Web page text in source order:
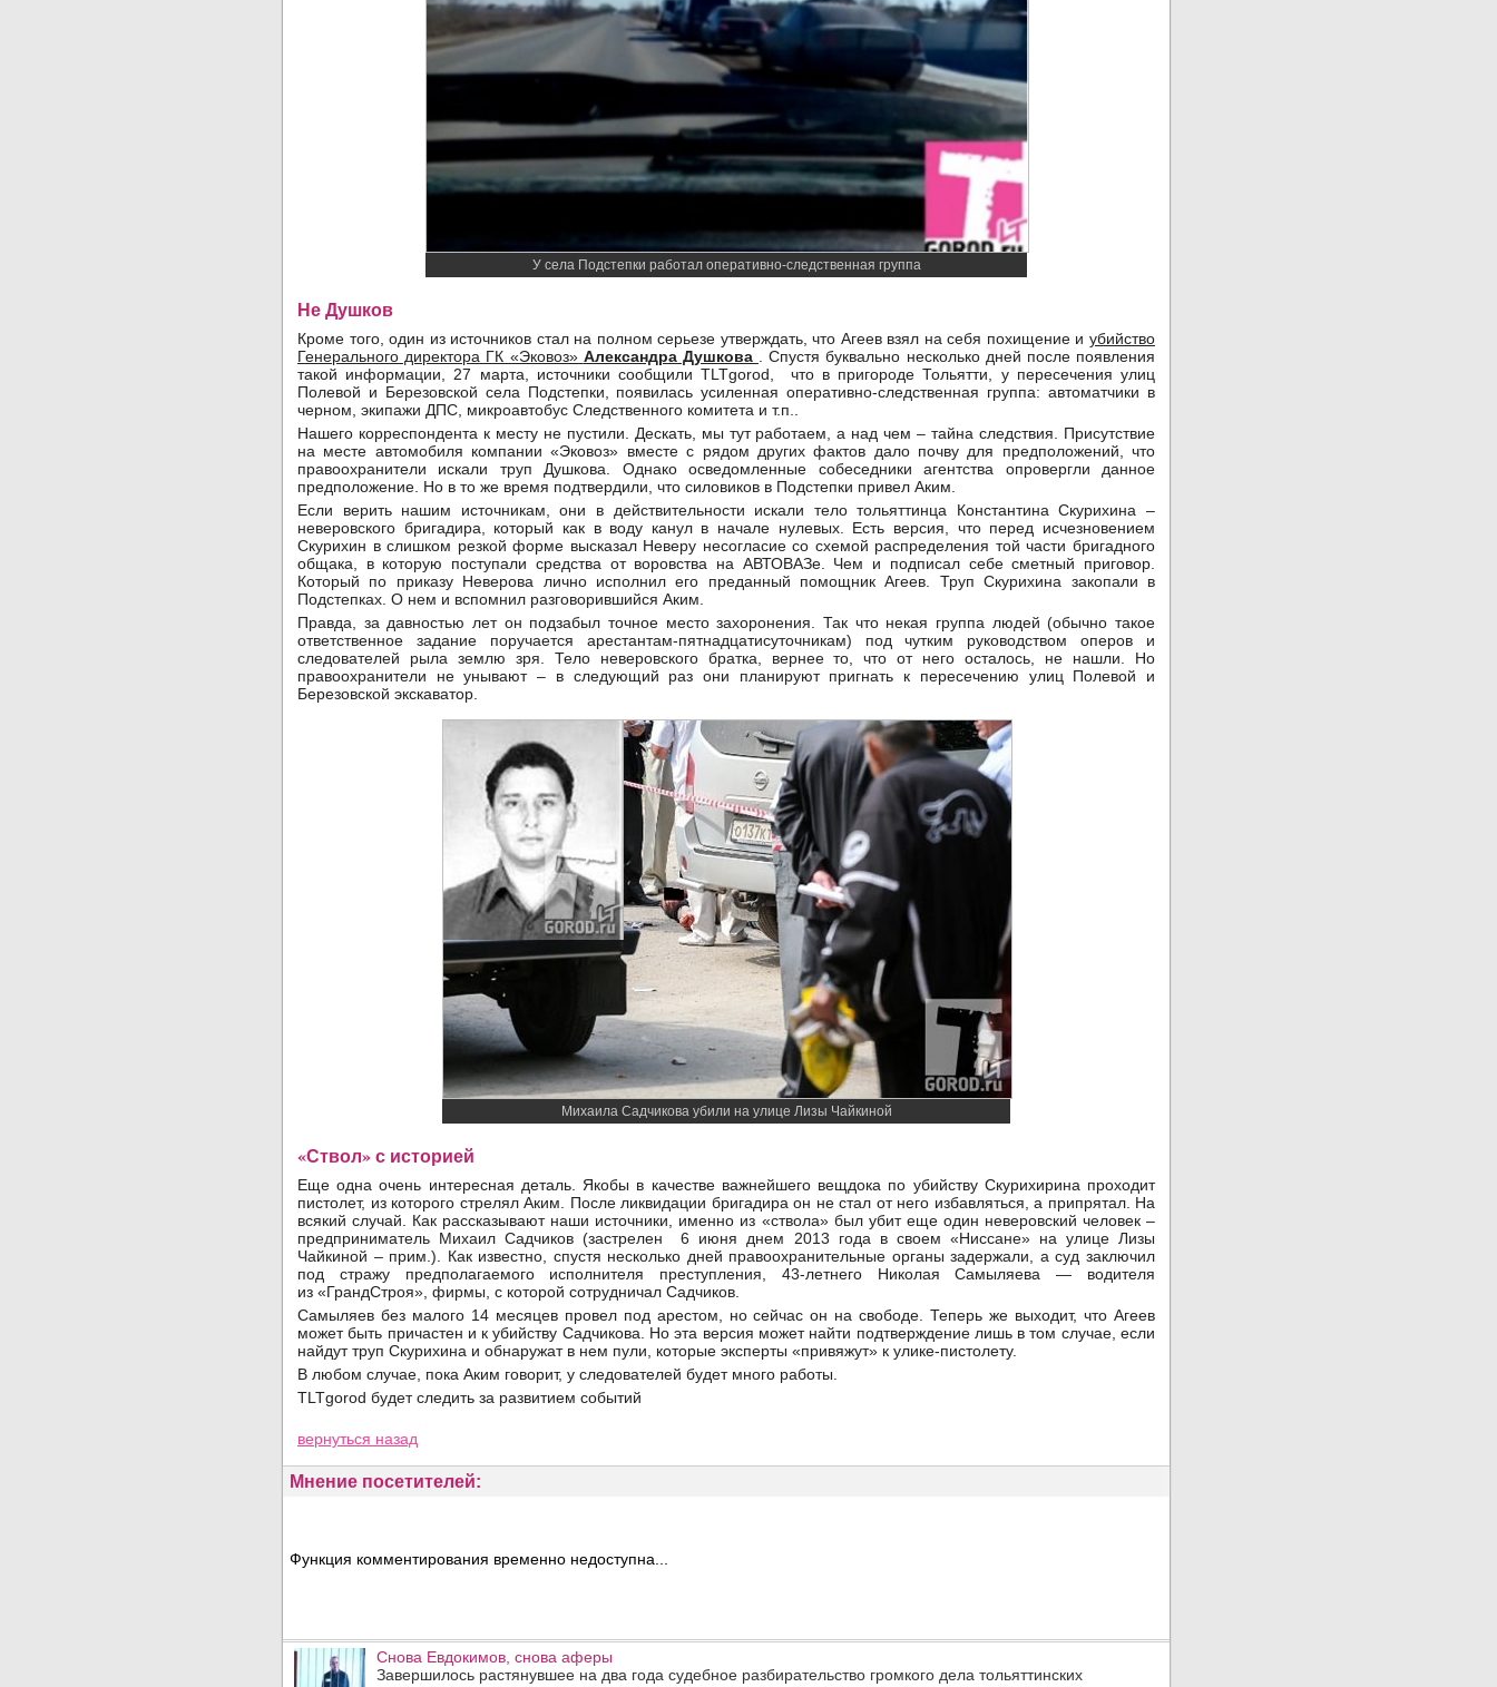
У села Подстепки работал оперативно-следственная группа
Не Душков
Кроме того, один из источников стал на полном серьезе утверждать, что Агеев взял на себя похищение и убийство
Генерального директора ГК «Эковоз» Александра Душкова . Спустя буквально несколько дней после появления
такой информации, 27 марта, источники сообщили TLTgorod, что в пригороде Тольятти, у пересечения улиц
Полевой и Березовской села Подстепки, появилась усиленная оперативно-следственная группа: автоматчики в
черном, экипажи ДПС, микроавтобус Следственного комитета и т.п..
Нашего корреспондента к месту не пустили. Дескать, мы тут работаем, а над чем – тайна следствия. Присутствие
на месте автомобиля компании «Эковоз» вместе с рядом других фактов дало почву для предположений, что
правоохранители искали труп Душкова. Однако осведомленные собеседники агентства опровергли данное
предположение. Но в то же время подтвердили, что силовиков в Подстепки привел Аким.
Если верить нашим источникам, они в действительности искали тело тольяттинца Константина Скурихина –
неверовского бригадира, который как в воду канул в начале нулевых. Есть версия, что перед исчезновением
Скурихин в слишком резкой форме высказал Неверу несогласие со схемой распределения той части бригадного
общака, в которую поступали средства от воровства на АВТОВАЗе. Чем и подписал себе сметный приговор.
Который по приказу Неверова лично исполнил его преданный помощник Агеев. Труп Скурихина закопали в
Подстепках. О нем и вспомнил разговорившийся Аким.
Правда, за давностью лет он подзабыл точное место захоронения. Так что некая группа людей (обычно такое
ответственное задание поручается арестантам-пятнадцатисуточникам) под чутким руководством оперов и
следователей рыла землю зря. Тело неверовского братка, вернее то, что от него осталось, не нашли. Но
правоохранители не унывают – в следующий раз они планируют пригнать к пересечению улиц Полевой и
Березовской экскаватор.
Михаила Садчикова убили на улице Лизы Чайкиной
«Ствол» с историей
Еще одна очень интересная деталь. Якобы в качестве важнейшего вещдока по убийству Скурихирина проходит
пистолет, из которого стрелял Аким. После ликвидации бригадира он не стал от него избавляться, а припрятал. На
всякий случай. Как рассказывают наши источники, именно из «ствола» был убит еще один неверовский человек –
предприниматель Михаил Садчиков (застрелен 6 июня днем 2013 года в своем «Ниссане» на улице Лизы
Чайкиной – прим.). Как известно, спустя несколько дней правоохранительные органы задержали, а суд заключил
под стражу предполагаемого исполнителя преступления, 43-летнего Николая Самыляева — водителя
из «ГрандСтроя», фирмы, с которой сотрудничал Садчиков.
Самыляев без малого 14 месяцев провел под арестом, но сейчас он на свободе. Теперь же выходит, что Агеев
может быть причастен и к убийству Садчикова. Но эта версия может найти подтверждение лишь в том случае, если
найдут труп Скурихина и обнаружат в нем пули, которые эксперты «привяжут» к улике-пистолету.
В любом случае, пока Аким говорит, у следователей будет много работы.
TLTgorod будет следить за развитием событий
вернуться назад
Мнение посетителей:
Функция комментирования временно недоступна...
Снова Евдокимов, снова аферы
Завершилось растянувшее на два года судебное разбирательство громкого дела тольяттинских